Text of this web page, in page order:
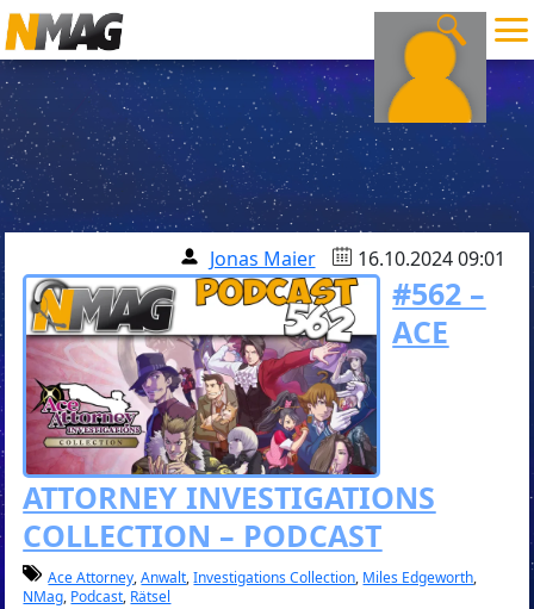
Jonas Maier 16.10.2024 09:01
#562 –
ACE
ATTORNEY INVESTIGATIONS
COLLECTION – PODCAST
Ace Attorney,Anwalt,Investigations Collection, Miles Edgeworth,
NMag, Podcast, Rätsel